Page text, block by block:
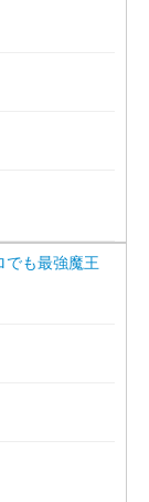
も最強魔王